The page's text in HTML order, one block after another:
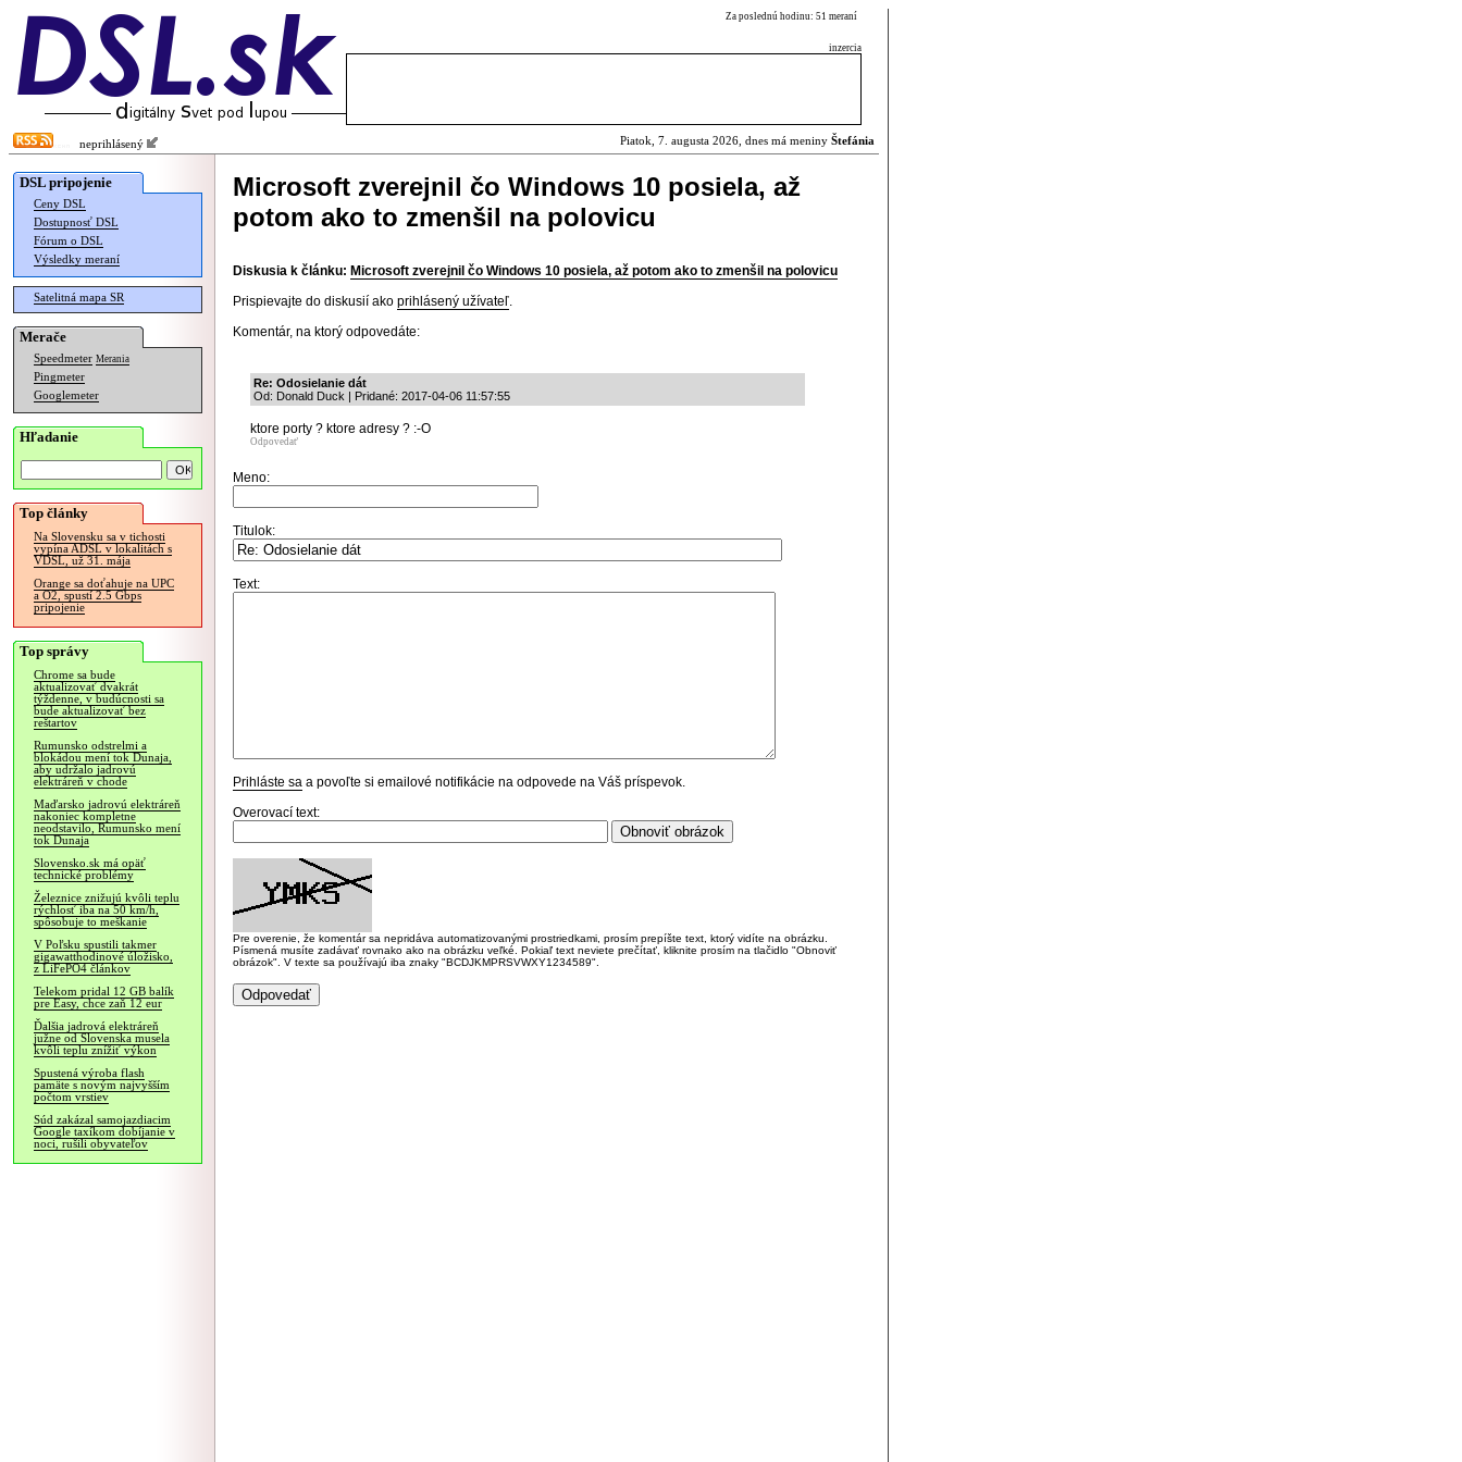
Za poslednú hodinu: 51 meraní
inzercia
neprihlásený Piatok, 7. augusta 2026, dnes má meniny Štefánia
DSL pripojenie
Ceny DSL
Dostupnosť DSL
Fórum o DSL
Výsledky meraní
Satelitná mapa SR
Merače
Speedmeter Merania
Pingmeter
Googlemeter
Hľadanie
Top články
Na Slovensku sa v tichosti
vypína ADSL v lokalitách s
VDSL, už 31. mája
Orange sa doťahuje na UPC
a O2, spustí 2.5 Gbps
pripojenie
Top správy
Chrome sa bude
aktualizovať dvakrát
týždenne, v budúcnosti sa
bude aktualizovať bez
reštartov
Rumunsko odstrelmi a
blokádou mení tok Dunaja,
aby udržalo jadrovú
elektráreň v chode
Maďarsko jadrovú elektráreň
nakoniec kompletne
neodstavilo, Rumunsko mení
tok Dunaja
Slovensko.sk má opäť
technické problémy
Železnice znižujú kvôli teplu
rýchlosť iba na 50 km/h,
spôsobuje to meškanie
V Poľsku spustili takmer
gigawatthodinové úložisko,
z LiFePO4 článkov
Telekom pridal 12 GB balík
pre Easy, chce zaň 12 eur
Ďalšia jadrová elektráreň
južne od Slovenska musela
kvôli teplu znížiť výkon
Spustená výroba flash
pamäte s novým najvyšším
počtom vrstiev
Súd zakázal samojazdiacim
Google taxíkom dobíjanie v
noci, rušili obyvateľov
Microsoft zverejnil čo Windows 10 posiela, až
potom ako to zmenšil na polovicu
Diskusia k článku: Microsoft zverejnil čo Windows 10 posiela, až potom ako to zmenšil na polovicu
Prispievajte do diskusií ako prihlásený užívateľ.
Komentár, na ktorý odpovedáte:
Re: Odosielanie dát
Od: Donald Duck | Pridané: 2017-04-06 11:57:55
ktore porty ? ktore adresy ? :-O
Odpovedať
Meno:
Titulok:
Text:
Prihláste sa a povoľte si emailové notifikácie na odpovede na Váš príspevok.
Overovací text:
Pre overenie, že komentár sa nepridáva automatizovanými prostriedkami, prosím prepíšte text, ktorý vidíte na obrázku.
Písmená musíte zadávať rovnako ako na obrázku veľké. Pokiaľ text neviete prečítať, kliknite prosím na tlačidlo "Obnoviť
obrázok". V texte sa používajú iba znaky "BCDJKMPRSVWXY1234589".